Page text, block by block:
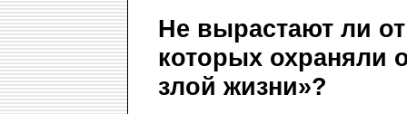
Не вырастают ли
которых охраняли
злой жизни»?